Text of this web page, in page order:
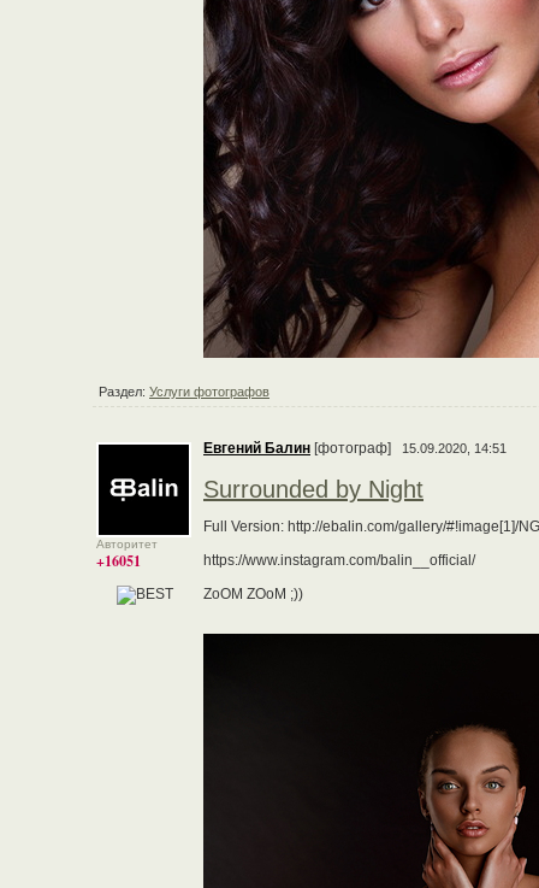
Раздел: Услуги фотографов
Авторитет
+16051
Евгений Балин [фотограф] 15.09.2020, 14:51
Surrounded by Night
Full Version: http://ebalin.com/gallery/#!image[1]/
https://www.instagram.com/balin__official/
ZoOM ZOoM ;))